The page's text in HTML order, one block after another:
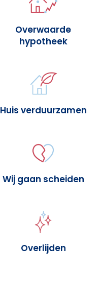
Overwaarde
hypotheek
Huis verduurzamen
Wij gaan scheiden
Overlijden